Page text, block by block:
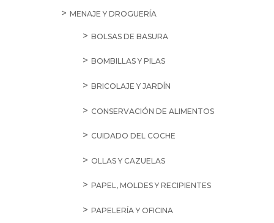
MENAJE Y DROGUERÍA
BOLSAS DE BASURA
BOMBILLAS Y PILAS
BRICOLAJE Y JARDÍN
CONSERVACIÓN DE ALIMENTOS
CUIDADO DEL COCHE
OLLAS Y CAZUELAS
PAPEL, MOLDES Y RECIPIENTES
PAPELERÍA Y OFICINA